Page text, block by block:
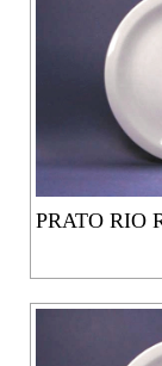
PRATO RIO